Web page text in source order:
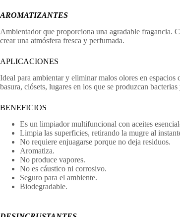
AROMATIZANTES
Ambientador que proporciona una agradable fragancia.
crear una atmósfera fresca y perfumada.
APLICACIONES
Ideal para ambientar y eliminar malos olores en espacios
basura, clósets, lugares en los que se produzcan
BENEFICIOS
Es un limpiador multifuncional con aceites
Limpia las superficies, retirando la mugre al
No requiere enjuagarse porque no deja residuos.
Aromatiza.
No produce vapores.
No es cáustico ni corrosivo.
Seguro para el ambiente.
Biodegradable.